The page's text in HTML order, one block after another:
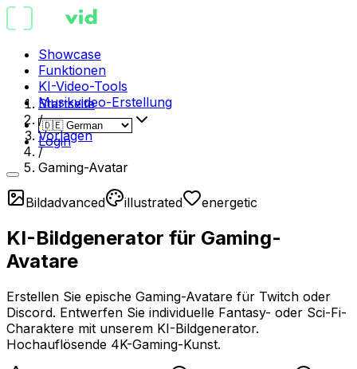
Showcase
Funktionen
KI-Video-Tools
Musikvideo-Erstellung
Login
Startseite
/
Vorlagen
/
Gaming-Avatar
Bildadvanced illustrated energetic
KI-Bildgenerator für Gaming-
Avatare
Erstellen Sie epische Gaming-Avatare für Twitch oder
Discord. Entwerfen Sie individuelle Fantasy- oder Sci-Fi-
Charaktere mit unserem KI-Bildgenerator.
Hochauflösende 4K-Gaming-Kunst.